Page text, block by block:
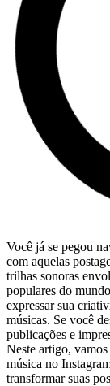
Você já se pegou
com ‌aquelas
trilhas sonoras
populares do
expressar sua
músicas. Se você
publicações e
Neste artigo,
música no
transformar ⁣suas